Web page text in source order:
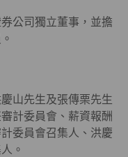
公司獨立董事，並擔
山先生及張傳栗先生
計委員會、薪資報酬
委員會召集人、洪慶
。